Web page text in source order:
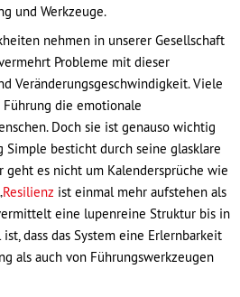
und Werkzeuge.
nehmen in unserer Gesellschaft
Probleme mit dieser
Veränderungsgeschwindigkeit. Viele
die emotionale
Doch sie ist genauso wichtig
Simple besticht durch seine glasklare
geht es nicht um Kalendersprüche wie
Resilienz ist einmal mehr aufstehen als
eine lupenreine Struktur bis in
dass das System eine Erlernbarkeit
als auch von Führungswerkzeugen